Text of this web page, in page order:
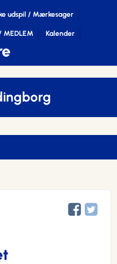
udspil / Mærkesager
MEDLEM Kalender